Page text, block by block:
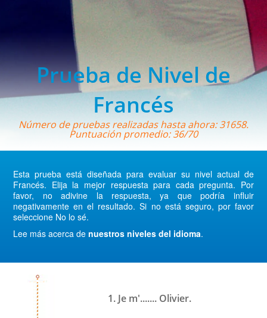
Prueba de Nivel de
Francés
Número de pruebas realizadas hasta ahora: 31658.
Puntuación promedio: 36/70
Esta prueba está diseñada para evaluar su nivel actual de
Francés. Elija la mejor respuesta para cada pregunta. Por
favor, no adivine la respuesta, ya que podría influir
negativamente en el resultado. Si no está seguro, por favor
seleccione No lo sé.
Lee más acerca denuestros niveles del idioma.
1. Je m'....... Olivier.